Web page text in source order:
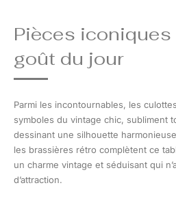
Pièces
goût du jour
Parmi les incontournables, les
symboles du vintage chic, subliment
dessinant une silhouette
les brassières rétro complètent ce
un charme vintage et séduisant qui
d’attraction.